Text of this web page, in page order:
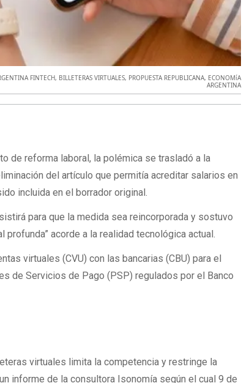
FINTECH, BILLETERAS VIRTUALES, PROPUESTA REPUBLICANA, ECONOMíA
ARGENTINA
de reforma laboral, la polémica se trasladó a la
del artículo que permitía acreditar salarios en
incluida en el borrador original.
para que la medida sea reincorporada y sostuvo
acorde a la realidad tecnológica actual.
virtuales (CVU) con las bancarias (CBU) para el
de Servicios de Pago (PSP) regulados por el Banco
virtuales limita la competencia y restringe la
informe de la consultora Isonomía según el cual 9 de